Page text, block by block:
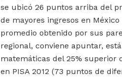
se ubicó 26 puntos arriba del
de mayores ingresos en
promedio obtenido por sus
regional, conviene apuntar,
matemáticas del 25% superior
en PISA 2012 (73 puntos de